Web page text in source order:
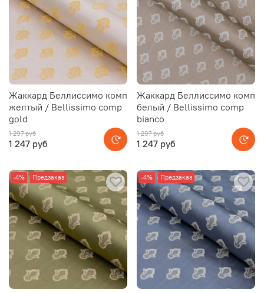
Жаккард Беллиссимо комп
желтый / Bellissimo comp
gold
1 297 руб
1 247 руб
Жаккард Беллиссимо комп
белый / Bellissimo comp
bianco
1 297 руб
1 247 руб
-4% Предзаказ -4% Предзаказ